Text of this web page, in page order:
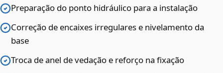
Preparação do ponto hidráulico para a instalação
Correção de encaixes irregulares e nivelamento da
base
Troca de anel de vedação e reforço na fixação